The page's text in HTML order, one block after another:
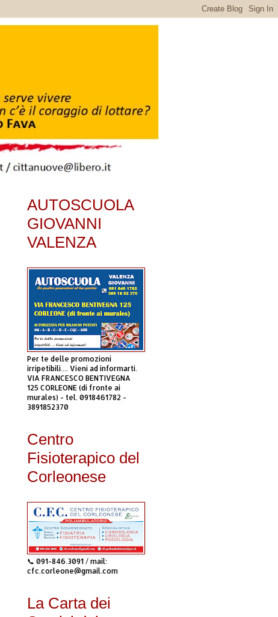
AUTOSCUOLA
GIOVANNI
VALENZA
Per te delle promozioni
irripetibili.... Vieni ad informarti.
VIA FRANCESCO BENTIVEGNA
125 CORLEONE (di fronte ai
murales) - tel. 0918461782 -
3891852370
Centro
Fisioterapico del
Corleonese
📞 091-846.3091 / mail:
cfc.corleone@gmail.com
La Carta dei